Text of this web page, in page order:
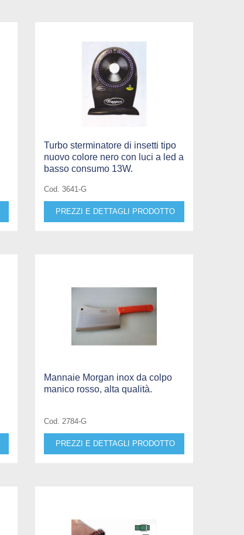
Turbo sterminatore di insetti tipo
nuovo colore nero con luci a led a
basso consumo 13W.
Cod. 3641-G
PREZZI E DETTAGLI PRODOTTO
Mannaie Morgan inox da colpo
manico rosso, alta qualità.
Cod. 2784-G
PREZZI E DETTAGLI PRODOTTO